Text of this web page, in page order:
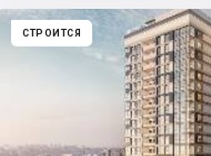
СТРОИТСЯ